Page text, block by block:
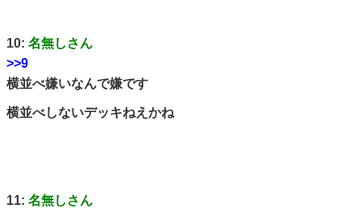
10: 名無しさん
>>9
横並べ嫌いなんで嫌です
横並べしないデッキねえかね
11: 名無しさん